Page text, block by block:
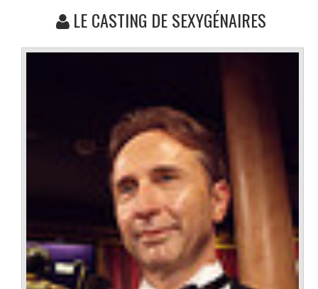
LE CASTING DE SEXYGÉNAIRES